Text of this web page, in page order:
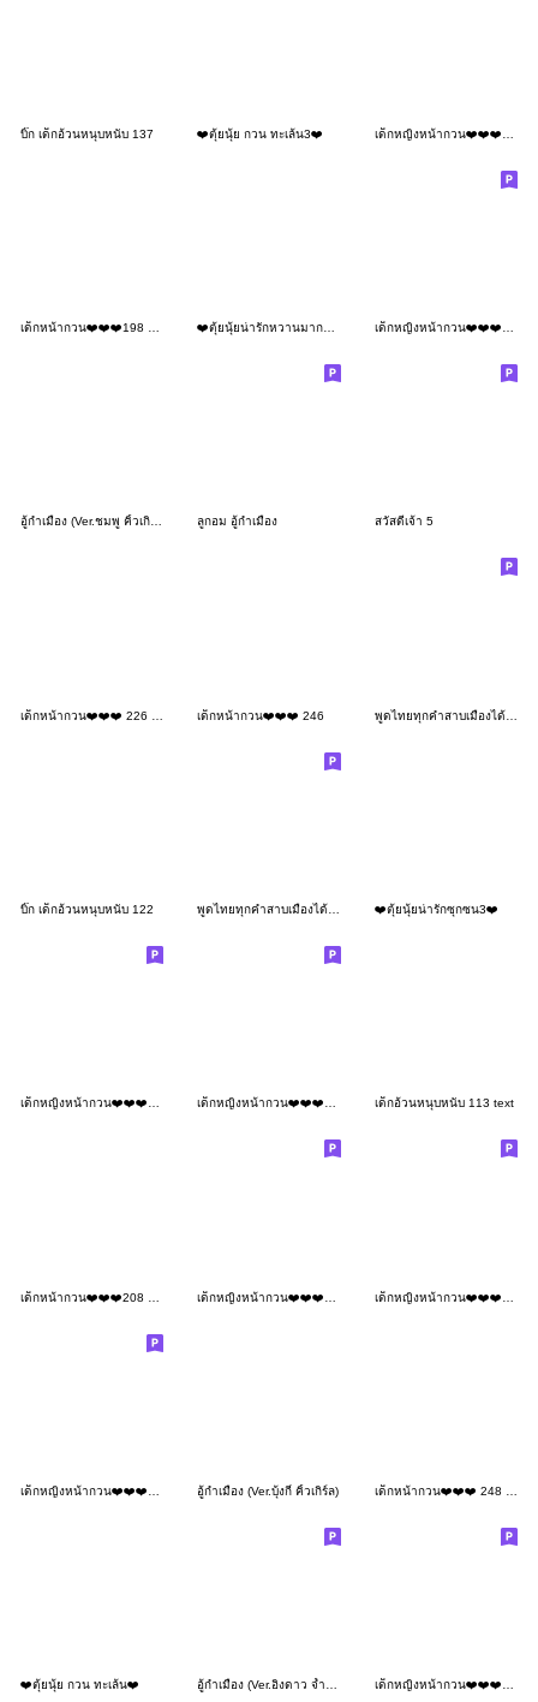
บิ๊ก เด็กอ้วนหนุบหนับ 137 ❤️ตุ้ยนุ้ย กวน ทะเล้น3❤️
อู้กำเมือง (Ver.ชมพู คิ้วเกิร์ล) ลูกอม อู้กำเมือง สวัสดีเจ้า 5
เด็กหน้ากวน❤️❤️❤️ 246 พูดไทยทุกคำสาบเมืองได้ยังไง V.5
บิ๊ก เด็กอ้วนหนุบหนับ 122 ❤️ตุ้ยนุ้ยน่ารักซุกซน3❤️
เด็กหญิงหน้ากวน❤️❤️❤️145 MINI เด็กหญิงหน้ากวน❤️❤️❤️185 เด็กอ้วนหนุบหนับ 113 text
อู้กำเมือง (Ver.บุ้งกี๋ คิ้วเกิร์ล)
❤️ตุ้ยนุ้ย กวน ทะเล้น❤️ อู้กำเมือง (Ver.อิงดาว จ้ำม่ำน่ารัก) เด็กหญิงหน้ากวน❤️❤️❤️134 MINI